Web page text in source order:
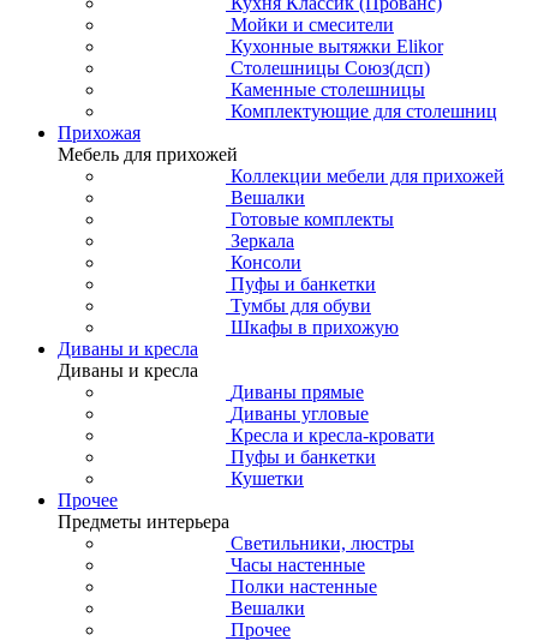
Мойки и смесители
Кухонные вытяжки Elikor
Столешницы Союз(дсп)
Каменные столешницы
Комплектующие для столешниц
Прихожая
Мебель для прихожей
Коллекции мебели для прихожей
Вешалки
Готовые комплекты
Зеркала
Консоли
Пуфы и банкетки
Тумбы для обуви
Шкафы в прихожую
Диваны и кресла
Диваны и кресла
Диваны прямые
Диваны угловые
Кресла и кресла-кровати
Пуфы и банкетки
Кушетки
Прочее
Предметы интерьера
Светильники, люстры
Часы настенные
Полки настенные
Вешалки
Прочее